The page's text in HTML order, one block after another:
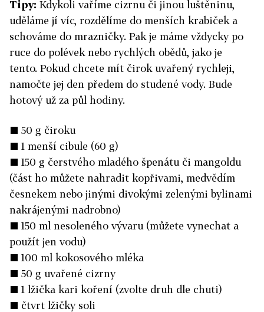
Tipy: Kdykoli vaříme cizrnu či jinou luštěninu,
uděláme jí víc, rozdělíme do menších krabiček a
schováme do mrazničky. Pak je máme vždycky po
ruce do polévek nebo rychlých obědů, jako je
tento. Pokud chcete mít čirok uvařený rychleji,
namočte jej den předem do studené vody. Bude
hotový už za půl hodiny.
■ 50 g čiroku
■ 1 menší cibule (60 g)
■ 150 g čerstvého mladého špenátu či mangoldu
(část ho můžete nahradit kopřivami, medvědím
česnekem nebo jinými divokými zelenými bylinami
nakrájenými nadrobno)
■ 150 ml nesoleného vývaru (můžete vynechat a
použít jen vodu)
■ 100 ml kokosového mléka
■ 50 g uvařené cizrny
■ 1 lžička kari koření (zvolte druh dle chuti)
■ čtvrt lžičky soli